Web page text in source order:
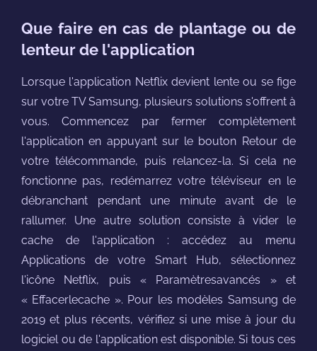
Que faire en cas de plantage ou de
lenteur de l'application
Lorsque l'application Netflix devient lente ou se fige
sur votre TV Samsung, plusieurs solutions s'offrent à
vous. Commencez par fermer complètement
l'application en appuyant sur le bouton Retour de
votre télécommande, puis relancez-la. Si cela ne
fonctionne pas, redémarrez votre téléviseur en le
débranchant pendant une minute avant de le
rallumer. Une autre solution consiste à vider le
cache de l'application : accédez au menu
Applications de votre Smart Hub, sélectionnez
l'icône Netflix, puis « Paramètresavancés » et
« Effacerlecache ». Pour les modèles Samsung de
2019 et plus récents, vérifiez si une mise à jour du
logiciel ou de l'application est disponible. Si tous ces